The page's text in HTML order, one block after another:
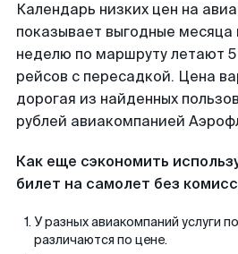
Календарь низких цен на
показывает выгодные месяца
неделю по маршруту летают
рейсов с пересадкой. Цена
дорогая из найденных
рублей авиакомпанией
Как еще сэкономить
билет на самолет без
У разных авиакомпаний услуги
различаются по цене.